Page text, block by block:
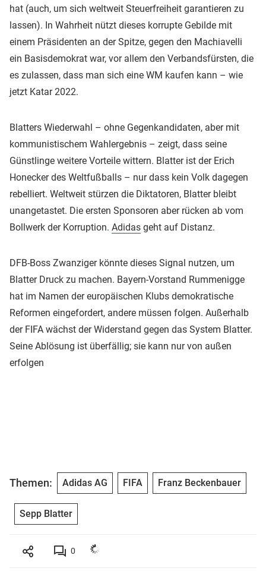
hat (auch, um sich weltweit Steuerfreiheit garantieren zu
lassen). In Wahrheit nützt dieses korrupte Gebilde mit
einem Präsidenten an der Spitze, gegen den Machiavelli
ein Basisdemokrat war, vor allem den Verbandsfürsten, die
es zulassen, dass man sich eine WM kaufen kann – wie
jetzt Katar 2022.
Blatters Wiederwahl – ohne Gegenkandidaten, aber mit
kommunistischem Wahlergebnis – zeigt, dass seine
Günstlinge weitere Vorteile wittern. Blatter ist der Erich
Honecker des Weltfußballs – nur dass kein Volk dagegen
rebelliert. Weltweit stürzen die Diktatoren, Blatter bleibt
unangetastet. Die ersten Sponsoren aber rücken ab vom
Bollwerk der Korruption. Adidas geht auf Distanz.
DFB-Boss Zwanziger könnte dieses Signal nutzen, um
Blatter Druck zu machen. Bayern-Vorstand Rummenigge
hat im Namen der europäischen Klubs demokratische
Reformen eingefordert, andere müssen folgen. Außerhalb
der FIFA wächst der Widerstand gegen das System Blatter.
Seine Ablösung ist überfällig; sie kann nur von außen
erfolgen
Themen: Adidas AG FIFA Franz Beckenbauer
Sepp Blatter
0